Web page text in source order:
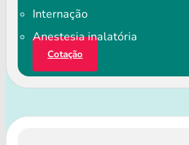
Internação
Anestesia inalatória
Cotação